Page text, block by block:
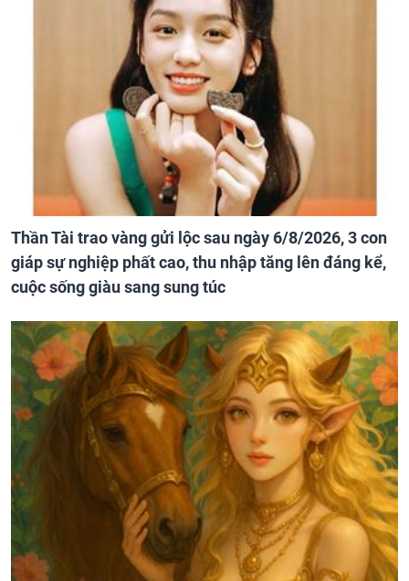
Thần Tài trao vàng gửi lộc sau ngày 6/8/2026, 3 con
giáp sự nghiệp phất cao, thu nhập tăng lên đáng kể,
cuộc sống giàu sang sung túc